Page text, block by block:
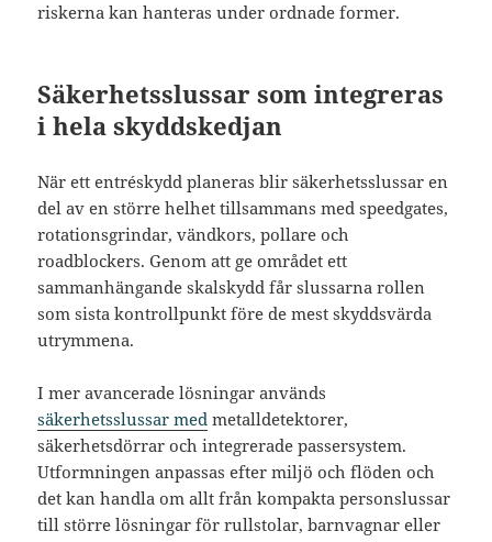
riskerna kan hanteras under ordnade former.
Säkerhetsslussar som integreras
i hela skyddskedjan
När ett entréskydd planeras blir säkerhetsslussar en
del av en större helhet tillsammans med speedgates,
rotationsgrindar, vändkors, pollare och
roadblockers. Genom att ge området ett
sammanhängande skalskydd får slussarna rollen
som sista kontrollpunkt före de mest skyddsvärda
utrymmena.
I mer avancerade lösningar används
säkerhetsslussar med metalldetektorer,
säkerhetsdörrar och integrerade passersystem.
Utformningen anpassas efter miljö och flöden och
det kan handla om allt från kompakta personslussar
till större lösningar för rullstolar, barnvagnar eller